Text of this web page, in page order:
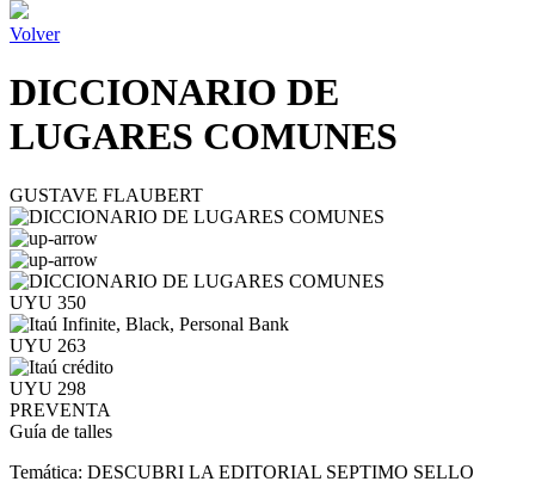
Volver
DICCIONARIO DE
LUGARES COMUNES
GUSTAVE FLAUBERT
UYU 350
UYU 263
UYU 298
PREVENTA
Guía de talles
Temática: DESCUBRI LA EDITORIAL SEPTIMO SELLO